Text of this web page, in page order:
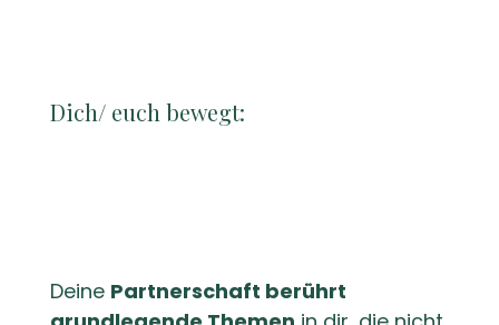
Dich/ euch bewegt:
Deine Partnerschaft berührt